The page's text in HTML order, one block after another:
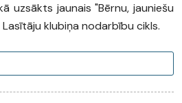
uzsākts jaunais "Bērnu, jauniešu
klubiņa nodarbību cikls.